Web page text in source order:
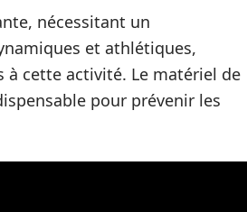
nécessitant un
et athlétiques,
cette activité. Le matériel de
pour prévenir les